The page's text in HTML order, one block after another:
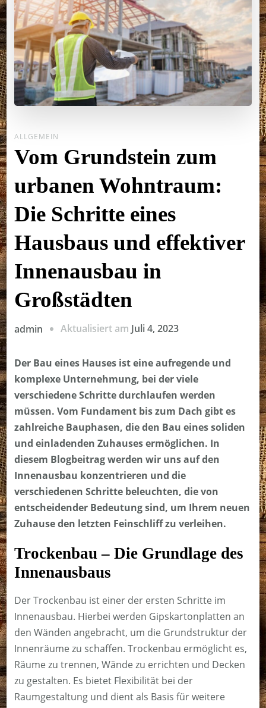
ALLGEMEIN
Vom Grundstein zum
urbanen Wohntraum:
Die Schritte eines
Hausbaus und effektiver
Innenausbau in
Großstädten
admin Aktualisiert am Juli 4, 2023
Der Bau eines Hauses ist eine aufregende und
komplexe Unternehmung, bei der viele
verschiedene Schritte durchlaufen werden
müssen. Vom Fundament bis zum Dach gibt es
zahlreiche Bauphasen, die den Bau eines soliden
und einladenden Zuhauses ermöglichen. In
diesem Blogbeitrag werden wir uns auf den
Innenausbau konzentrieren und die
verschiedenen Schritte beleuchten, die von
entscheidender Bedeutung sind, um Ihrem neuen
Zuhause den letzten Feinschliff zu verleihen.
Trockenbau – Die Grundlage des
Innenausbaus
Der Trockenbau ist einer der ersten Schritte im
Innenausbau. Hierbei werden Gipskartonplatten an
den Wänden angebracht, um die Grundstruktur der
Innenräume zu schaffen. Trockenbau ermöglicht es,
Räume zu trennen, Wände zu errichten und Decken
zu gestalten. Es bietet Flexibilität bei der
Raumgestaltung und dient als Basis für weitere